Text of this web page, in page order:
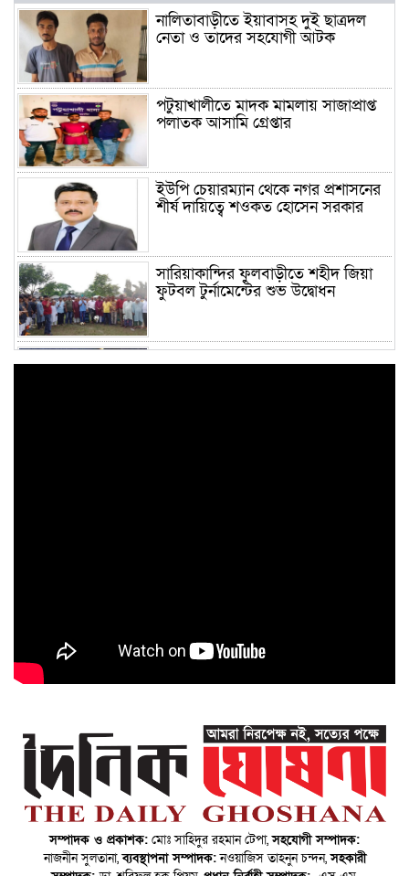
নালিতাবাড়ীতে ইয়াবাসহ দুই ছাত্রদল
নেতা ও তাদের সহযোগী আটক
পটুয়াখালীতে মাদক মামলায় সাজাপ্রাপ্ত
পলাতক আসামি গ্রেপ্তার
ইউপি চেয়ারম্যান থেকে নগর প্রশাসনের
শীর্ষ দায়িত্বে শওকত হোসেন সরকার
সারিয়াকান্দির ফুলবাড়ীতে শহীদ জিয়া
ফুটবল টুর্নামেন্টের শুভ উদ্বোধন
জাগীর শহীদ মিনারে কিশোরের ঝুলন্ত
জাহানাবাদে নারীদের উদ্যোগে সজিনা ও
বস্তায় আদা চাষ: ‘খামারি’ অ্যাপসে সুষম
সার ব্যবহারে উঠান বৈঠক
পরিবেশের ভারসাম্য রক্ষা ও সবুজায়ন
বৃদ্ধিতে গাছ গুরুত্বপূর্ণ ভূমিকা রাখে -ডিসি
সাইফুর রহমান
সম্পাদক ও প্রকাশক: মোঃ সাহিদুর রহমান টেপা,সহযোগী সম্পাদক:
নাজনীন সুলতানা,ব্যবস্থাপনা সম্পাদক:নওয়াজিস তাহনুন চন্দন,সহকারী